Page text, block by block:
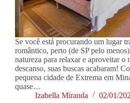
Se você está procurando um lugar
romântico, perto (de SP pelo
natureza para relaxar e aproveitar o
descanso, suas buscas acabaram!
pequena cidade de Extrema em
quase…
Izabella Miranda
02/01/